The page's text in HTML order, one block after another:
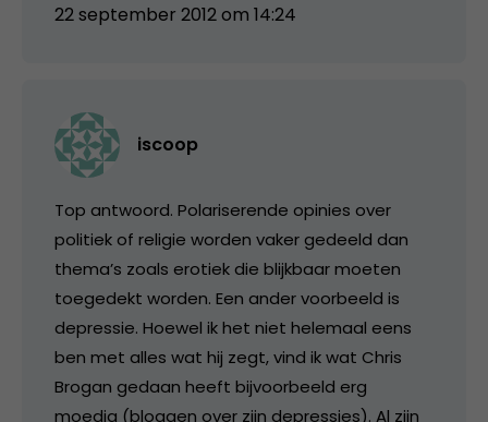
22 september 2012 om 14:24
iscoop
Top antwoord. Polariserende opinies over
politiek of religie worden vaker gedeeld dan
thema’s zoals erotiek die blijkbaar moeten
toegedekt worden. Een ander voorbeeld is
depressie. Hoewel ik het niet helemaal eens
ben met alles wat hij zegt, vind ik wat Chris
Brogan gedaan heeft bijvoorbeeld erg
moedig (bloggen over zijn depressies). Al zijn